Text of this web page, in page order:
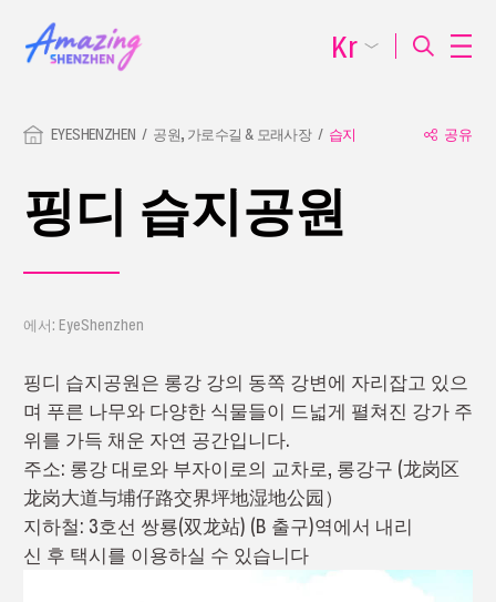
EYESHENZHEN 공원, 가로수길 & 모래사장 습지 공유
핑디 습지공원
에서: EyeShenzhen
핑디 습지공원은 롱강 강의 동쪽 강변에 자리잡고 있으
며 푸른 나무와 다양한 식물들이 드넓게 펼쳐진 강가 주
위를 가득 채운 자연 공간입니다.
주소: 롱강 대로와 부자이로의 교차로, 롱강구 (龙岗区
龙岗大道与埔仔路交界坪地湿地公园）
지하철: 3호선 쌍룡(双龙站) (B 출구)역에서 내리
신 후 택시를 이용하실 수 있습니다
Kr